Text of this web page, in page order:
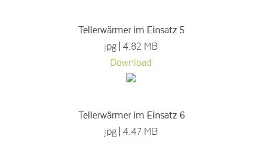
Tellerwärmer im Einsatz 5
jpg | 4.82 MB
Download
Tellerwärmer im Einsatz 6
jpg | 4.47 MB